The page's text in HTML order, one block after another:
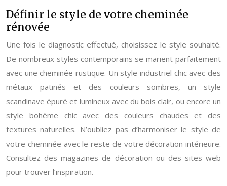
Définir le style de votre cheminée
rénovée
Une fois le diagnostic effectué, choisissez le style souhaité.
De nombreux styles contemporains se marient parfaitement
avec une cheminée rustique. Un style industriel chic avec des
métaux patinés et des couleurs sombres, un style
scandinave épuré et lumineux avec du bois clair, ou encore un
style bohème chic avec des couleurs chaudes et des
textures naturelles. N’oubliez pas d’harmoniser le style de
votre cheminée avec le reste de votre décoration intérieure.
Consultez des magazines de décoration ou des sites web
pour trouver l’inspiration.